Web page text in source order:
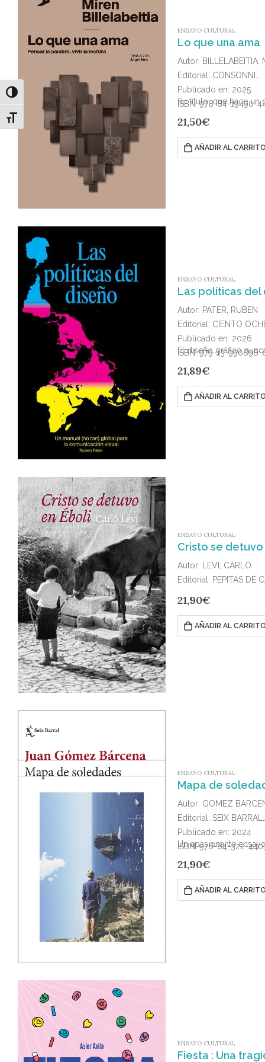
Alternar alto contraste
Alternar tamaño de letra
ENSAYO CULTURAL
Lo que una ama
Autor: BILLELABEITIA,
Editorial: CONSONNI
Publicado en: 2025
ISBN: 978-84-19490-
Su título, que hace un
21,50€
AÑADIR AL CARRITO
ENSAYO CULTURAL
Las políticas del
Autor: PATER, RUBEN
Editorial: CIENTO
Publicado en: 2026
ISBN: 979-13-
El diseño gráfico
21,89€
AÑADIR AL CARRITO
ENSAYO CULTURAL
Cristo se detuvo
Autor: LEVI, CARLO
Editorial: PEPITAS DE
ISBN: 978-84-18998-
«En Levi todo
21,90€
AÑADIR AL CARRITO
ENSAYO CULTURAL
Mapa de
Autor: GOMEZ
Editorial: SEIX BARRAL
Publicado en: 2024
ISBN: 978-84-322-
Un apasionante
21,90€
AÑADIR AL CARRITO
ENSAYO CULTURAL
Fiesta : Una